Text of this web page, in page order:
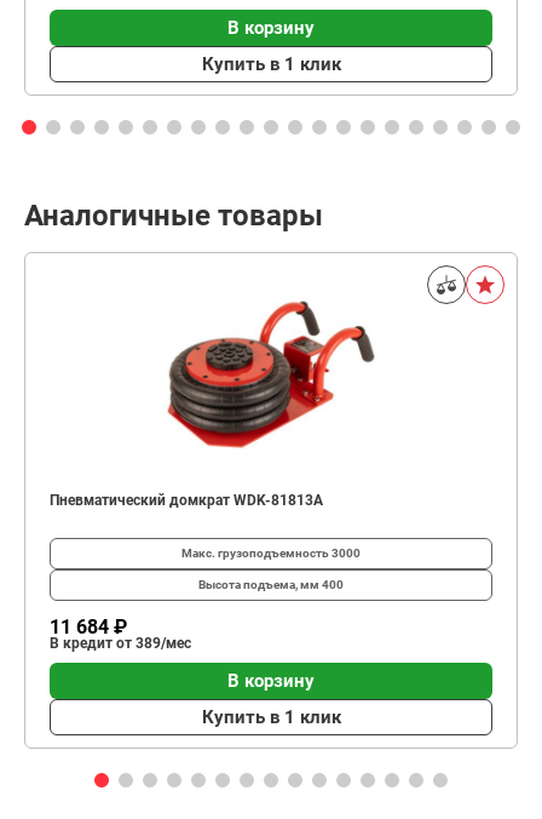
В корзину
Купить в 1 клик
Аналогичные товары
Пневматический домкрат WDK-81813A
Макс. грузоподъемность3000
Высота подъема, мм 400
11 684 ₽
В кредит от 389/мес
В корзину
Купить в 1 клик